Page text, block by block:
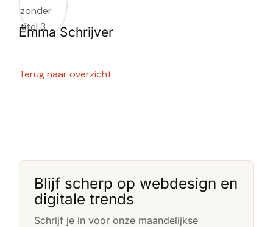
Emma Schrijver
Terug naar overzicht
Blijf scherp op webdesign en
digitale trends
Schrijf je in voor onze maandelijkse